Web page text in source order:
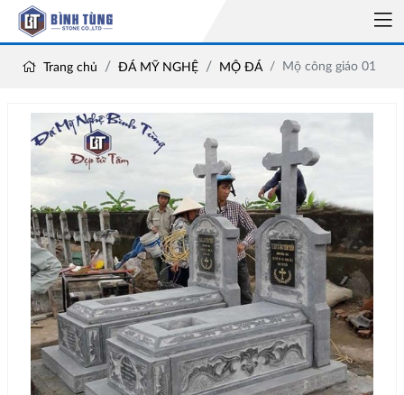
Trang chủ ĐÁ MỸ NGHỆ MỘ ĐÁ Mộ công giáo 01